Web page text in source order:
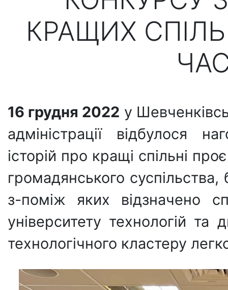
КРАЩИХ
16 грудня 2022 у
адміністрації відбулося
історій про кращі спільні
громадянського суспільства,
з-поміж яких відзначено
університету технологій та
технологічного кластеру